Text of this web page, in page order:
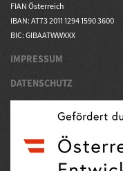
FIAN Österreich
IBAN: AT73 2011 1294 1590 3600
BIC: GIBAATWWXXX
IMPRESSUM
DATENSCHUTZ